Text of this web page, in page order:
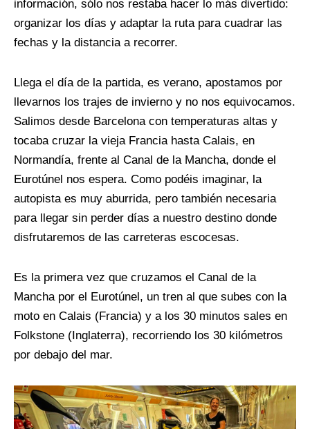
información, sólo nos restaba hacer lo más divertido:
organizar los días y adaptar la ruta para cuadrar las
fechas y la distancia a recorrer.
Llega el día de la partida, es verano, apostamos por
llevarnos los trajes de invierno y no nos equivocamos.
Salimos desde Barcelona con temperaturas altas y
tocaba cruzar la vieja Francia hasta Calais, en
Normandía, frente al Canal de la Mancha, donde el
Eurotúnel nos espera. Como podéis imaginar, la
autopista es muy aburrida, pero también necesaria
para llegar sin perder días a nuestro destino donde
disfrutaremos de las carreteras escocesas.
Es la primera vez que cruzamos el Canal de la
Mancha por el Eurotúnel, un tren al que subes con la
moto en Calais (Francia) y a los 30 minutos sales en
Folkstone (Inglaterra), recorriendo los 30 kilómetros
por debajo del mar.